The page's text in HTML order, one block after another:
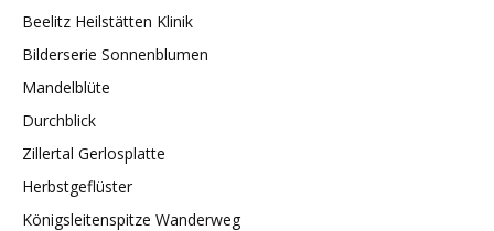
Beelitz Heilstätten Klinik
Bilderserie Sonnenblumen
Mandelblüte
Durchblick
Zillertal Gerlosplatte
Herbstgeflüster
Königsleitenspitze Wanderweg